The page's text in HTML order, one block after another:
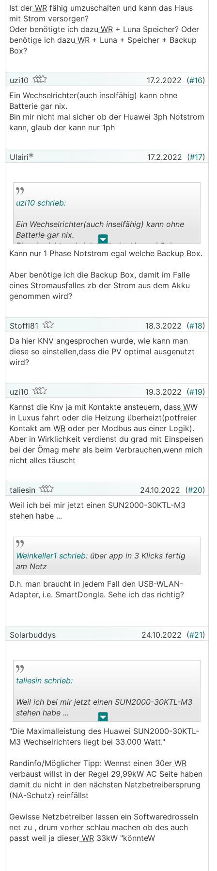
Was sich mir immer noch nicht erschließen
konnte ist, warum ich überhaupt die PV an ein
Smart Home System anschließen will/sollte.
Ist der WR fähig umzuschalten und kann das Haus
mit Strom versorgen?
Oder benötigte ich dazu WR + Luna Speicher? Oder
benötige ich dazu WR + Luna + Speicher + Backup
Box?
uzi10 17.2.2022 (#16)
Ein Wechselrichter(auch inselfähig) kann ohne
Batterie gar nix.
Bin mir nicht mal sicher ob der Huawei 3ph Notstrom
kann, glaub der kann nur 1ph
Ulairi 17.2.2022 (#17)
. .
uzi10 schrieb:
Ein Wechselrichter(auch inselfähig) kann ohne
Batterie gar nix.
Bin mir nicht mal sicher ob der Huawei 3ph
Notstrom kann, glaub der kann nur 1ph
Kann nur 1 Phase Notstrom egal welche Backup Box.
Aber benötige ich die Backup Box, damit im Falle
eines Stromausfalles zb der Strom aus dem Akku
genommen wird?
Stoffl81 18.3.2022 (#18)
Da hier KNV angesprochen wurde, wie kann man
diese so einstellen,dass die PV optimal ausgenutzt
wird?
uzi10 19.3.2022 (#19)
Kannst die Knv ja mit Kontakte ansteuern, dass WW
in Luxus fahrt oder die Heizung überheizt(potfreier
Kontakt am WR oder per Modbus aus einer Logik).
Aber in Wirklichkeit verdienst du grad mit Einspeisen
bei der Ömag mehr als beim Verbrauchen,wenn mich
nicht alles täuscht
taliesin 24.10.2022 (#20)
Weil ich bei mir jetzt einen SUN2000-30KTL-M3
stehen habe ...
..
Weinkeller1 schrieb: über app in 3 Klicks fertig
am Netz
D.h. man braucht in jedem Fall den USB-WLAN-
Adapter, i.e. SmartDongle. Sehe ich das richtig?
Solarbuddys 24.10.2022 (#21)
. .
taliesin schrieb:
Weil ich bei mir jetzt einen SUN2000-30KTL-M3
stehen habe ...
"Die Maximalleistung des Huawei SUN2000-30KTL-
M3 Wechselrichters liegt bei 33.000 Watt."
Randinfo/Möglicher Tipp: Wennst einen 30er WR
verbaust willst in der Regel 29,99kW AC Seite haben
damit du nicht in den nächsten Netzbetreibersprung
(NA-Schutz) reinfällst
Gewisse Netzbetreiber lassen ein Softwaredrosseln
net zu , drum vorher schlau machen ob des auch
passt weil ja dieser WR 33kW "könnteW